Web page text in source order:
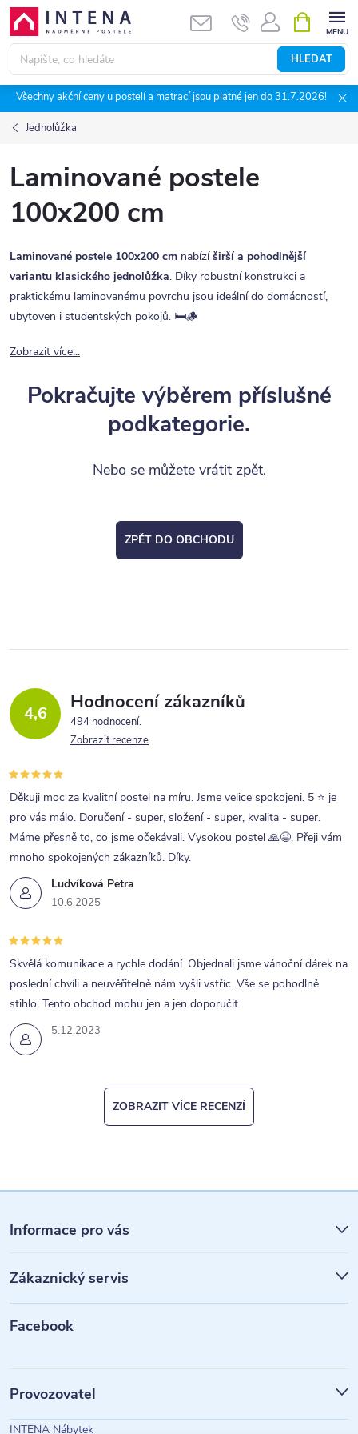
Přejít
obsah
HLEDAT
NÁKUPNÍ
KOŠÍK
Všechny akční ceny u postelí a matrací jsou platné jen do 31.7.2026!
Jednolůžka
Laminované postele
100x200 cm
Laminované postele 100x200 cm nabízíširší a pohodlnější
variantu klasického jednolůžka. Díky robustní konstrukci a
praktickému laminovanému povrchu jsou ideální do domácností,
ubytoven i studentských pokojů. 🛏️🪵
Zobrazit více...
Pokračujte výběrem příslušné
podkategorie.
Nebo se můžete vrátit zpět.
ZPĚT DO OBCHODU
4,6 Hodnocení zákazníků
494 hodnocení
Zobrazit recenze
Ludvíková Petra
10.6.2025
Děkuji moc za kvalitní postel na míru. Jsme velice spokojeni. 5 ⭐ je
pro vás málo. Doručení - super, složení - super, kvalita - super.
Máme přesně to, co jsme očekávali. Vysokou postel 🙏😉. Přeji vám
mnoho spokojených zákazníků. Díky.
5.12.2023
Skvělá komunikace a rychle dodání. Objednali jsme vánoční dárek na
poslední chvíli a neuvěřitelně nám vyšli vstříc. Vše se pohodlně
stihlo. Tento obchod mohu jen a jen doporučit
ZOBRAZIT VÍCE RECENZÍ
á
p
a
Informace pro vás
Zákaznický servis
Facebook
Provozovatel
INTENA Nábytek